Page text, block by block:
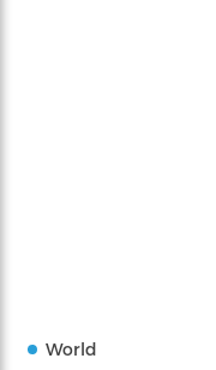
World